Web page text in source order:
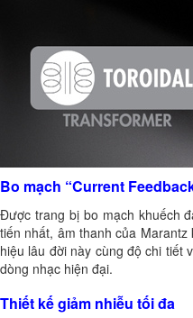
Bo mạch “Current
Được trang bị bo mạch khuếch
tiến nhất, âm thanh của
hiệu lâu đời này cùng độ chi tiết
dòng nhạc hiện đại.
Thiết kế giảm nhiễu tối đa